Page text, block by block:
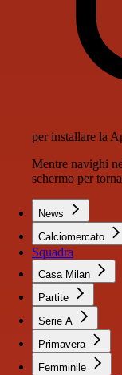
per installare la
Mentre navighi
schermo per
News
Calciomercato
Squadra
Casa Milan
Partite
Serie A
Primavera
Femminile